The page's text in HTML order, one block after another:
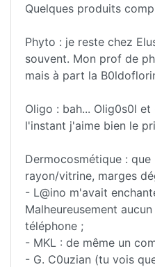
Quelques produits
Phyto : je reste chez
souvent. Mon prof de
mais à part la
Oligo : bah... Olig0s0l
l'instant j'aime bien le
Dermocosmétique :
rayon/vitrine, marges
- L@ino m'avait
Malheureusement
téléphone ;
- MKL : de même un
- G. C0uzian (tu vois